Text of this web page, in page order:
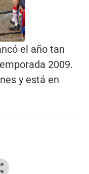
el año tan
2009.
y está en